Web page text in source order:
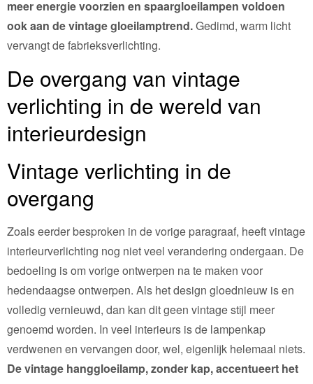
meer energie voorzien en spaargloeilampen voldoen
ook aan de vintage gloeilamptrend.Gedimd, warm licht
vervangt de fabrieksverlichting.
De overgang van vintage
verlichting in de wereld van
interieurdesign
Vintage verlichting in de
overgang
Zoals eerder besproken in de vorige paragraaf, heeft vintage
interieurverlichting nog niet veel verandering ondergaan. De
bedoeling is om vorige ontwerpen na te maken voor
hedendaagse ontwerpen. Als het design gloednieuw is en
volledig vernieuwd, dan kan dit geen vintage stijl meer
genoemd worden. In veel interieurs is de lampenkap
verdwenen en vervangen door, wel, eigenlijk helemaal niets.
De vintage hanggloeilamp, zonder kap, accentueert het